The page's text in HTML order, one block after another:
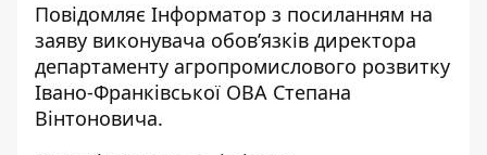
Повідомляє Інформатор з посиланням на
заяву виконувача обов’язків директора
департаменту агропромислового розвитку
Івано-Франківської ОВА Степана
Вінтоновича.